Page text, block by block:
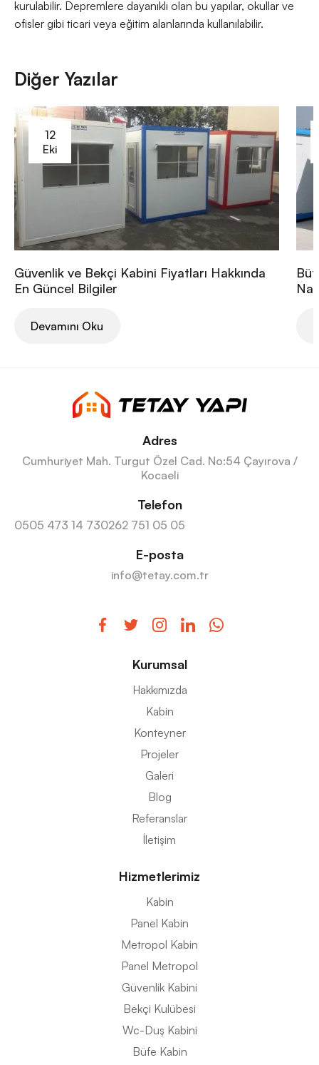
kurulabilir. Depremlere dayanıklı olan bu yapılar, okullar ve
ofisler gibi ticari veya eğitim alanlarında kullanılabilir.
Diğer Yazılar
12
Eki
Güvenlik ve Bekçi Kabini Fiyatları Hakkında
En Güncel Bilgiler
Devamını Oku
Adres
Cumhuriyet Mah. Turgut Özel Cad. No:54 Çayırova /
Kocaeli
Telefon
0505 473 14 730262 751 05 05
E-posta
info@tetay.com.tr
Kurumsal
Hakkımızda
Kabin
Konteyner
Projeler
Galeri
Blog
Referanslar
İletişim
Hizmetlerimiz
Kabin
Panel Kabin
Metropol Kabin
Panel Metropol
Güvenlik Kabini
Bekçi Kulübesi
Wc-Duş Kabini
Büfe Kabin